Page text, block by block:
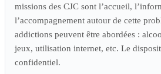
missions des CJC sont l’accueil,
l’accompagnement autour de cette
addictions peuvent être abordées :
jeux, utilisation internet, etc. Le
confidentiel.